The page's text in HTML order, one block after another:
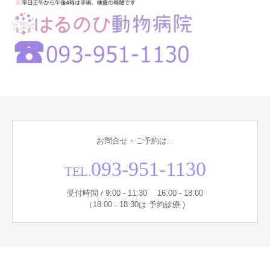
お問合せ・ご予約は...
TEL.093-951-1130
受付時間 / 9:00 - 11:30 16:00 - 18:00
（18:00 - 18:30は 予約診療 )